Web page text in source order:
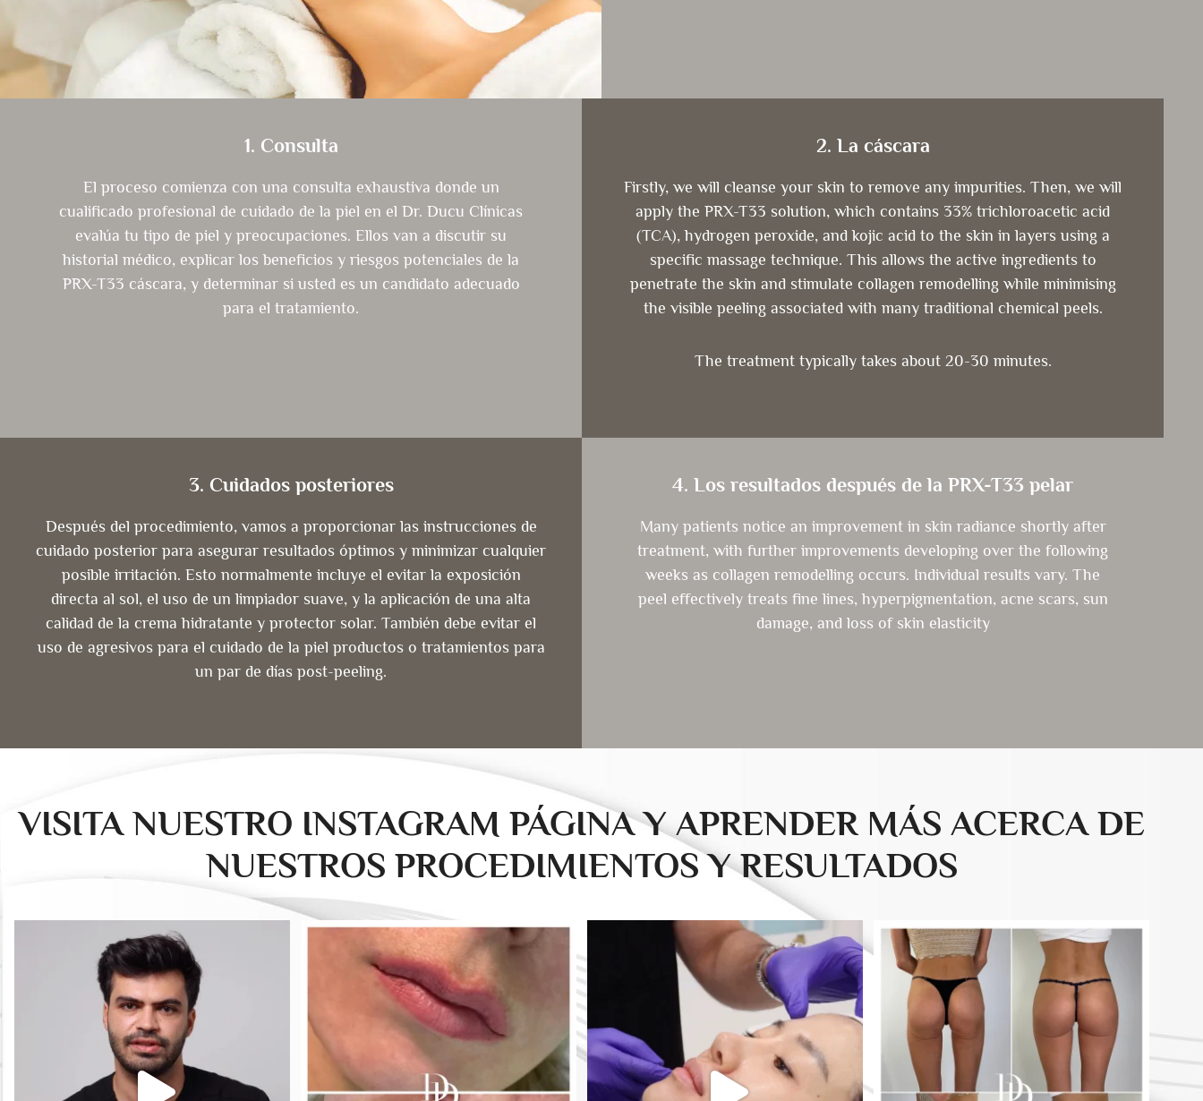
1. Consulta
El proceso comienza con una consulta exhaustiva donde un
cualificado profesional de cuidado de la piel en el Dr. Ducu Clínicas
evalúa tu tipo de piel y preocupaciones. Ellos van a discutir su
historial médico, explicar los beneficios y riesgos potenciales de la
PRX-T33 cáscara, y determinar si usted es un candidato adecuado
para el tratamiento.
2. La cáscara
Firstly, we will cleanse your skin to remove any impurities. Then, we will
apply the PRX-T33 solution, which contains 33% trichloroacetic acid
(TCA), hydrogen peroxide, and kojic acid to the skin in layers using a
specific massage technique. This allows the active ingredients to
penetrate the skin and stimulate collagen remodelling while minimising
the visible peeling associated with many traditional chemical peels.
The treatment typically takes about 20-30 minutes.
3. Cuidados posteriores
Después del procedimiento, vamos a proporcionar las instrucciones de
cuidado posterior para asegurar resultados óptimos y minimizar cualquier
posible irritación. Esto normalmente incluye el evitar la exposición
directa al sol, el uso de un limpiador suave, y la aplicación de una alta
calidad de la crema hidratante y protector solar. También debe evitar el
uso de agresivos para el cuidado de la piel productos o tratamientos para
un par de días post-peeling.
4. Los resultados después de la PRX-T33 pelar
Many patients notice an improvement in skin radiance shortly after
treatment, with further improvements developing over the following
weeks as collagen remodelling occurs. Individual results vary. The
peel effectively treats fine lines, hyperpigmentation, acne scars, sun
damage, and loss of skin elasticity
VISITA NUESTRO INSTAGRAM PÁGINA Y APRENDER MÁS ACERCA DE
NUESTROS PROCEDIMIENTOS Y RESULTADOS
drducu.clinics
Jul 31
drducu.clinics
drducu.clinics
Jul 29
drducu.clinics